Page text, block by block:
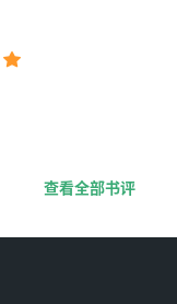
查看全部书评